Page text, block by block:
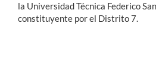
la Universidad Técnica Federico
constituyente por el Distrito 7.